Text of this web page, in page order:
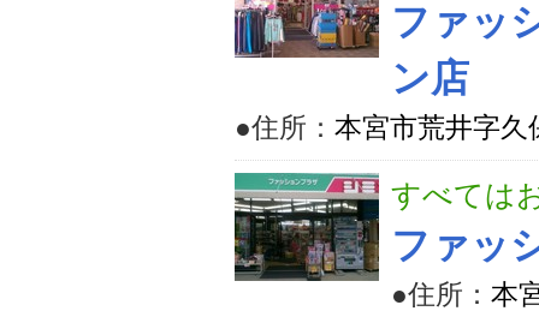
ファッ
ン店
●住所： 本宮市荒井字久
すべては
ファッ
●住所： 本